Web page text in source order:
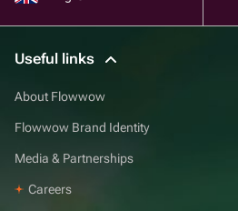
Useful links
About Flowwow
Flowwow Brand Identity
Media & Partnerships
Careers